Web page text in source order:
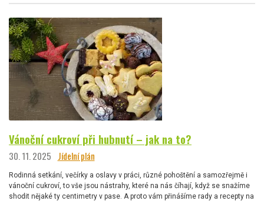
Vánoční cukroví při hubnutí – jak na to?
30. 11. 2025 Jídelní plán
Rodinná setkání, večírky a oslavy v práci, různé pohoštění a samozřejmě i
vánoční cukroví, to vše jsou nástrahy, které na nás číhají, když se snažíme
shodit nějaké ty centimetry v pase. A proto vám přinášíme rady a recepty na